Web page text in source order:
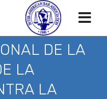
DE LA
LA
LA